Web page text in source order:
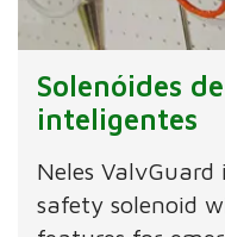
Solenóides
inteligentes
Neles
safety solenoid